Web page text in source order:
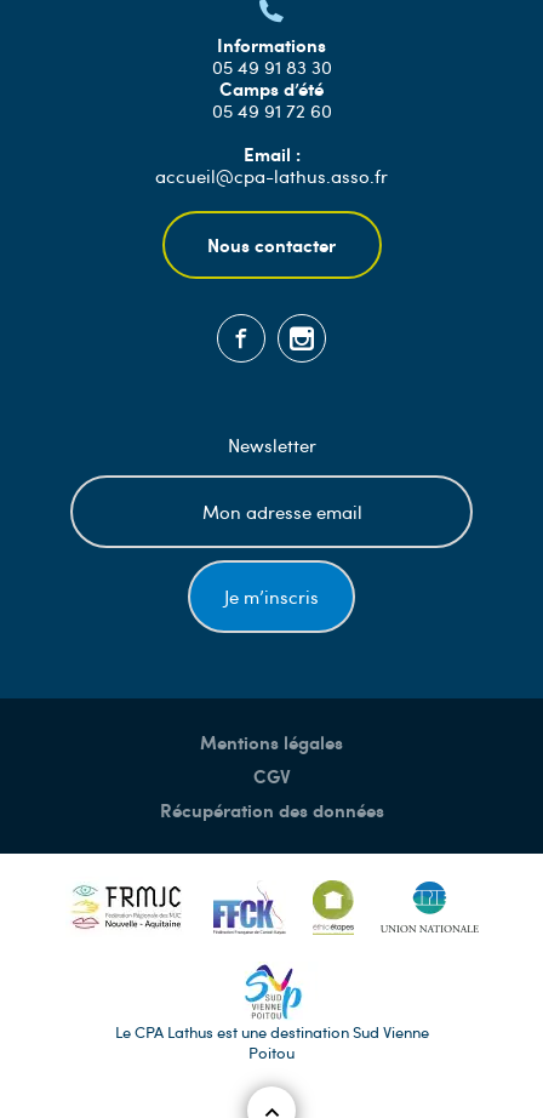
Informations
05 49 91 83 30
Camps d’été
05 49 91 72 60
Email :
accueil@cpa-lathus.asso.fr
Nous contacter
Newsletter
Je m’inscris
Mentions légales
CGV
Récupération des données
Le CPA Lathus est une destination Sud Vienne
Poitou